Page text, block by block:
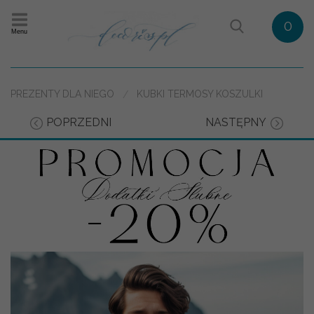
Menu 0
PREZENTY DLA NIEGO KUBKI TERMOSY KOSZULKI
POPRZEDNI NASTĘPNY